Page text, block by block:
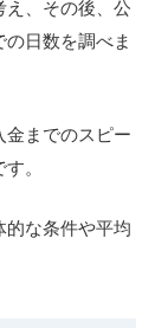
え、その後、公
日数を調べま
までのスピー
。
的な条件や平均